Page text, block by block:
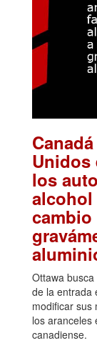
Unidos
los
alcohol
Ottawa
de la entrada
modificar sus
los aranceles
canadiense.